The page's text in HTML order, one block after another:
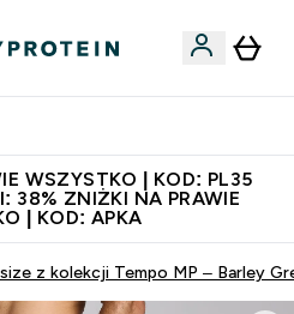
WSZYSTKO | KOD: PL35
38% ZNIŻKI NA PRAWIE
| KOD: APKA
z kolekcji Tempo MP – Barley